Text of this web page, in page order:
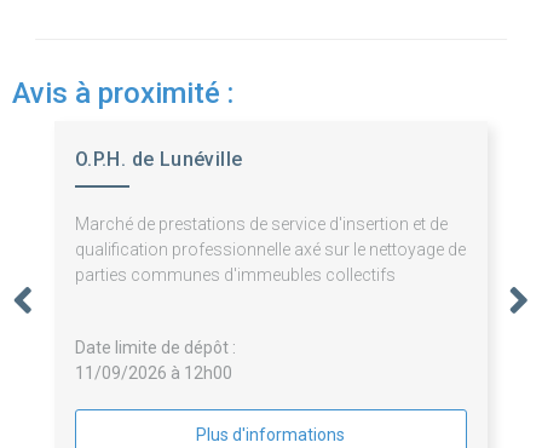
Avis à proximité :
O.P.H. de Lunéville
Marché de prestations de service d'insertion et de
qualification professionnelle axé sur le nettoyage de
parties communes d'immeubles collectifs
Date limite de dépôt :
11/09/2026 à 12h00
Plus d'informations